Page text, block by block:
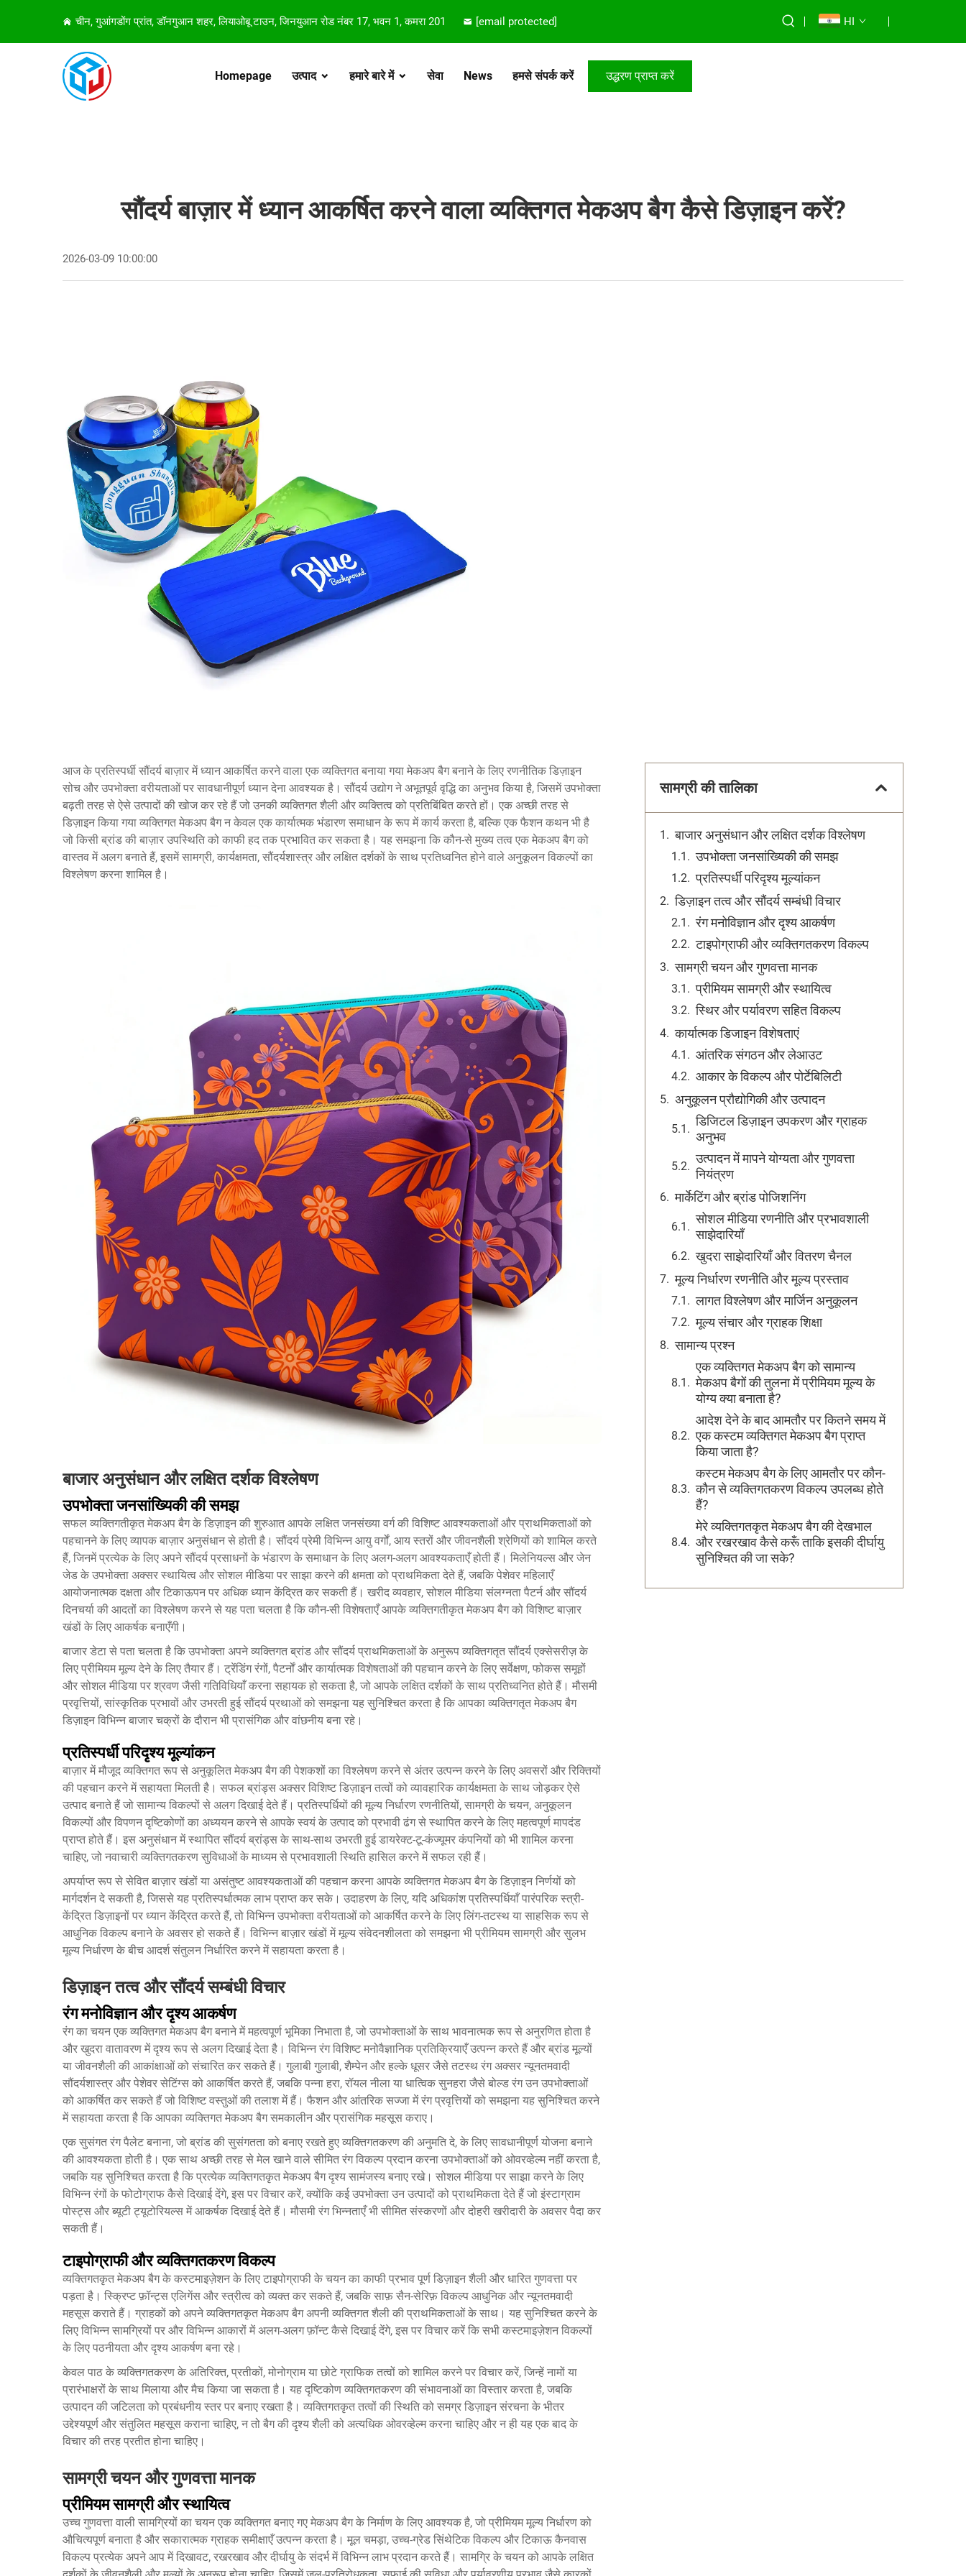
चीन, गुआंगडोंग प्रांत, डॉनगुआन शहर, लियाओबू टाउन, जिनयुआन रोड नंबर 17, भवन 1, कमरा 201 [email protected] HI
Homepage उत्पाद हमारे बारे में सेवा News हमसे संपर्क करें उद्धरण प्राप्त करें
सौंदर्य बाज़ार में ध्यान आकर्षित करने वाला व्यक्तिगत मेकअप बैग कैसे डिज़ाइन करें?
2026-03-09 10:00:00
आज के प्रतिस्पर्धी सौंदर्य बाज़ार में ध्यान आकर्षित करने वाला एक व्यक्तिगत बनाया गया मेकअप बैग बनाने के लिए रणनीतिक डिज़ाइन
सोच और उपभोक्ता वरीयताओं पर सावधानीपूर्ण ध्यान देना आवश्यक है। सौंदर्य उद्योग ने अभूतपूर्व वृद्धि का अनुभव किया है, जिसमें उपभोक्ता
बढ़ती तरह से ऐसे उत्पादों की खोज कर रहे हैं जो उनकी व्यक्तिगत शैली और व्यक्तित्व को प्रतिबिंबित करते हों। एक अच्छी तरह से
डिज़ाइन किया गया व्यक्तिगत मेकअप बैग न केवल एक कार्यात्मक भंडारण समाधान के रूप में कार्य करता है, बल्कि एक फैशन कथन भी है
जो किसी ब्रांड की बाज़ार उपस्थिति को काफी हद तक प्रभावित कर सकता है। यह समझना कि कौन-से मुख्य तत्व एक मेकअप बैग को
वास्तव में अलग बनाते हैं, इसमें सामग्री, कार्यक्षमता, सौंदर्यशास्त्र और लक्षित दर्शकों के साथ प्रतिध्वनित होने वाले अनुकूलन विकल्पों का
विश्लेषण करना शामिल है।
बाजार अनुसंधान और लक्षित दर्शक विश्लेषण
उपभोक्ता जनसांख्यिकी की समझ
सफल व्यक्तिगतीकृत मेकअप बैग के डिज़ाइन की शुरुआत आपके लक्षित जनसंख्या वर्ग की विशिष्ट आवश्यकताओं और प्राथमिकताओं को
पहचानने के लिए व्यापक बाज़ार अनुसंधान से होती है। सौंदर्य प्रेमी विभिन्न आयु वर्गों, आय स्तरों और जीवनशैली श्रेणियों को शामिल करते
हैं, जिनमें प्रत्येक के लिए अपने सौंदर्य प्रसाधनों के भंडारण के समाधान के लिए अलग-अलग आवश्यकताएँ होती हैं। मिलेनियल्स और जेन
जेड के उपभोक्ता अक्सर स्थायित्व और सोशल मीडिया पर साझा करने की क्षमता को प्राथमिकता देते हैं, जबकि पेशेवर महिलाएँ
आयोजनात्मक दक्षता और टिकाऊपन पर अधिक ध्यान केंद्रित कर सकती हैं। खरीद व्यवहार, सोशल मीडिया संलग्नता पैटर्न और सौंदर्य
दिनचर्या की आदतों का विश्लेषण करने से यह पता चलता है कि कौन-सी विशेषताएँ आपके व्यक्तिगतीकृत मेकअप बैग को विशिष्ट बाज़ार
खंडों के लिए आकर्षक बनाएँगी।
बाजार डेटा से पता चलता है कि उपभोक्ता अपने व्यक्तिगत ब्रांड और सौंदर्य प्राथमिकताओं के अनुरूप व्यक्तिगतृत सौंदर्य एक्सेसरीज़ के
लिए प्रीमियम मूल्य देने के लिए तैयार हैं। ट्रेंडिंग रंगों, पैटर्नों और कार्यात्मक विशेषताओं की पहचान करने के लिए सर्वेक्षण, फोकस समूहों
और सोशल मीडिया पर श्रवण जैसी गतिविधियाँ करना सहायक हो सकता है, जो आपके लक्षित दर्शकों के साथ प्रतिध्वनित होते हैं। मौसमी
प्रवृत्तियों, सांस्कृतिक प्रभावों और उभरती हुई सौंदर्य प्रथाओं को समझना यह सुनिश्चित करता है कि आपका व्यक्तिगतृत मेकअप बैग
डिज़ाइन विभिन्न बाजार चक्रों के दौरान भी प्रासंगिक और वांछनीय बना रहे।
प्रतिस्पर्धी परिदृश्य मूल्यांकन
बाज़ार में मौजूद व्यक्तिगत रूप से अनुकूलित मेकअप बैग की पेशकशों का विश्लेषण करने से अंतर उत्पन्न करने के लिए अवसरों और रिक्तियों
की पहचान करने में सहायता मिलती है। सफल ब्रांड्स अक्सर विशिष्ट डिज़ाइन तत्वों को व्यावहारिक कार्यक्षमता के साथ जोड़कर ऐसे
उत्पाद बनाते हैं जो सामान्य विकल्पों से अलग दिखाई देते हैं। प्रतिस्पर्धियों की मूल्य निर्धारण रणनीतियों, सामग्री के चयन, अनुकूलन
विकल्पों और विपणन दृष्टिकोणों का अध्ययन करने से आपके स्वयं के उत्पाद को प्रभावी ढंग से स्थापित करने के लिए महत्वपूर्ण मापदंड
प्राप्त होते हैं। इस अनुसंधान में स्थापित सौंदर्य ब्रांड्स के साथ-साथ उभरती हुई डायरेक्ट-टू-कंज्यूमर कंपनियों को भी शामिल करना
चाहिए, जो नवाचारी व्यक्तिगतकरण सुविधाओं के माध्यम से प्रभावशाली स्थिति हासिल करने में सफल रही हैं।
अपर्याप्त रूप से सेवित बाज़ार खंडों या असंतुष्ट आवश्यकताओं की पहचान करना आपके व्यक्तिगत मेकअप बैग के डिज़ाइन निर्णयों को
मार्गदर्शन दे सकती है, जिससे यह प्रतिस्पर्धात्मक लाभ प्राप्त कर सके। उदाहरण के लिए, यदि अधिकांश प्रतिस्पर्धियाँ पारंपरिक स्त्री-
केंद्रित डिज़ाइनों पर ध्यान केंद्रित करते हैं, तो विभिन्न उपभोक्ता वरीयताओं को आकर्षित करने के लिए लिंग-तटस्थ या साहसिक रूप से
आधुनिक विकल्प बनाने के अवसर हो सकते हैं। विभिन्न बाज़ार खंडों में मूल्य संवेदनशीलता को समझना भी प्रीमियम सामग्री और सुलभ
मूल्य निर्धारण के बीच आदर्श संतुलन निर्धारित करने में सहायता करता है।
डिज़ाइन तत्व और सौंदर्य सम्बंधी विचार
रंग मनोविज्ञान और दृश्य आकर्षण
रंग का चयन एक व्यक्तिगत मेकअप बैग बनाने में महत्वपूर्ण भूमिका निभाता है, जो उपभोक्ताओं के साथ भावनात्मक रूप से अनुरणित होता है
और खुदरा वातावरण में दृश्य रूप से अलग दिखाई देता है। विभिन्न रंग विशिष्ट मनोवैज्ञानिक प्रतिक्रियाएँ उत्पन्न करते हैं और ब्रांड मूल्यों
या जीवनशैली की आकांक्षाओं को संचारित कर सकते हैं। गुलाबी गुलाबी, शैम्पेन और हल्के धूसर जैसे तटस्थ रंग अक्सर न्यूनतमवादी
सौंदर्यशास्त्र और पेशेवर सेटिंग्स को आकर्षित करते हैं, जबकि पन्ना हरा, रॉयल नीला या धात्विक सुनहरा जैसे बोल्ड रंग उन उपभोक्ताओं
को आकर्षित कर सकते हैं जो विशिष्ट वस्तुओं की तलाश में हैं। फैशन और आंतरिक सज्जा में रंग प्रवृत्तियों को समझना यह सुनिश्चित करने
में सहायता करता है कि आपका व्यक्तिगत मेकअप बैग समकालीन और प्रासंगिक महसूस कराए।
एक सुसंगत रंग पैलेट बनाना, जो ब्रांड की सुसंगतता को बनाए रखते हुए व्यक्तिगतकरण की अनुमति दे, के लिए सावधानीपूर्ण योजना बनाने
की आवश्यकता होती है। एक साथ अच्छी तरह से मेल खाने वाले सीमित रंग विकल्प प्रदान करना उपभोक्ताओं को ओवरव्हेल्म नहीं करता है,
जबकि यह सुनिश्चित करता है कि प्रत्येक व्यक्तिगतकृत मेकअप बैग दृश्य सामंजस्य बनाए रखे। सोशल मीडिया पर साझा करने के लिए
विभिन्न रंगों के फोटोग्राफ कैसे दिखाई देंगे, इस पर विचार करें, क्योंकि कई उपभोक्ता उन उत्पादों को प्राथमिकता देते हैं जो इंस्टाग्राम
पोस्ट्स और ब्यूटी ट्यूटोरियल्स में आकर्षक दिखाई देते हैं। मौसमी रंग भिन्नताएँ भी सीमित संस्करणों और दोहरी खरीदारी के अवसर पैदा कर
सकती हैं।
टाइपोग्राफी और व्यक्तिगतकरण विकल्प
व्यक्तिगतकृत मेकअप बैग के कस्टमाइज़ेशन के लिए टाइपोग्राफी के चयन का काफी प्रभाव पूर्ण डिज़ाइन शैली और धारित गुणवत्ता पर
पड़ता है। स्क्रिप्ट फ़ॉन्ट्स एलिगेंस और स्त्रीत्व को व्यक्त कर सकते हैं, जबकि साफ़ सैन-सेरिफ़ विकल्प आधुनिक और न्यूनतमवादी
महसूस कराते हैं। ग्राहकों को अपनेव्यक्तिगतकृत मेकअप बैगअपनी व्यक्तिगत शैली की प्राथमिकताओं के साथ। यह सुनिश्चित करने के
लिए विभिन्न सामग्रियों पर और विभिन्न आकारों में अलग-अलग फ़ॉन्ट कैसे दिखाई देंगे, इस पर विचार करें कि सभी कस्टमाइज़ेशन विकल्पों
के लिए पठनीयता और दृश्य आकर्षण बना रहे।
केवल पाठ के व्यक्तिगतकरण के अतिरिक्त, प्रतीकों, मोनोग्राम या छोटे ग्राफिक तत्वों को शामिल करने पर विचार करें, जिन्हें नामों या
प्रारंभाक्षरों के साथ मिलाया और मैच किया जा सकता है। यह दृष्टिकोण व्यक्तिगतकरण की संभावनाओं का विस्तार करता है, जबकि
उत्पादन की जटिलता को प्रबंधनीय स्तर पर बनाए रखता है। व्यक्तिगतकृत तत्वों की स्थिति को समग्र डिज़ाइन संरचना के भीतर
उद्देश्यपूर्ण और संतुलित महसूस कराना चाहिए, न तो बैग की दृश्य शैली को अत्यधिक ओवरव्हेल्म करना चाहिए और न ही यह एक बाद के
विचार की तरह प्रतीत होना चाहिए।
सामग्री चयन और गुणवत्ता मानक
प्रीमियम सामग्री और स्थायित्व
उच्च गुणवत्ता वाली सामग्रियों का चयन एक व्यक्तिगत बनाए गए मेकअप बैग के निर्माण के लिए आवश्यक है, जो प्रीमियम मूल्य निर्धारण को
औचित्यपूर्ण बनाता है और सकारात्मक ग्राहक समीक्षाएँ उत्पन्न करता है। मूल चमड़ा, उच्च-ग्रेड सिंथेटिक विकल्प और टिकाऊ कैनवास
विकल्प प्रत्येक अपने आप में दिखावट, रखरखाव और दीर्घायु के संदर्भ में विभिन्न लाभ प्रदान करते हैं। सामग्रि के चयन को आपके लक्षित
सामग्री की तालिका
बाजार अनुसंधान और लक्षित दर्शक विश्लेषण
उपभोक्ता जनसांख्यिकी की समझ
प्रतिस्पर्धी परिदृश्य मूल्यांकन
डिज़ाइन तत्व और सौंदर्य सम्बंधी विचार
रंग मनोविज्ञान और दृश्य आकर्षण
टाइपोग्राफी और व्यक्तिगतकरण विकल्प
सामग्री चयन और गुणवत्ता मानक
प्रीमियम सामग्री और स्थायित्व
स्थिर और पर्यावरण सहित विकल्प
कार्यात्मक डिजाइन विशेषताएं
आंतरिक संगठन और लेआउट
आकार के विकल्प और पोर्टेबिलिटी
अनुकूलन प्रौद्योगिकी और उत्पादन
डिजिटल डिज़ाइन उपकरण और ग्राहक
अनुभव
उत्पादन में मापने योग्यता और गुणवत्ता
नियंत्रण
मार्केटिंग और ब्रांड पोजिशनिंग
सोशल मीडिया रणनीति और प्रभावशाली
साझेदारियाँ
खुदरा साझेदारियाँ और वितरण चैनल
मूल्य निर्धारण रणनीति और मूल्य प्रस्ताव
लागत विश्लेषण और मार्जिन अनुकूलन
मूल्य संचार और ग्राहक शिक्षा
सामान्य प्रश्न
एक व्यक्तिगत मेकअप बैग को सामान्य
मेकअप बैगों की तुलना में प्रीमियम मूल्य के
योग्य क्या बनाता है?
आदेश देने के बाद आमतौर पर कितने समय में
एक कस्टम व्यक्तिगत मेकअप बैग प्राप्त
किया जाता है?
कस्टम मेकअप बैग के लिए आमतौर पर कौन-
कौन से व्यक्तिगतकरण विकल्प उपलब्ध होते
हैं?
मेरे व्यक्तिगतकृत मेकअप बैग की देखभाल
और रखरखाव कैसे करूँ ताकि इसकी दीर्घायु
सुनिश्चित की जा सके?